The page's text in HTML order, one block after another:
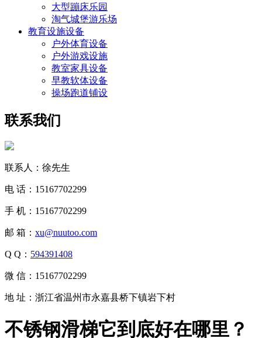
大型蹦床乐园
淘气城堡游乐场
教育设施设备
户外体育设备
户外游戏设施
教室家具设备
早教软体设备
操场跑道铺设
联系我们
联系人：徐先生
电 话：15167702299
手 机：15167702299
邮 箱： xu@nuutoo.com
Q Q： 594391408
微 信：15167702299
地 址：浙江省温州市永嘉县桥下镇岩下村
不锈钢滑梯它到底好在哪里？